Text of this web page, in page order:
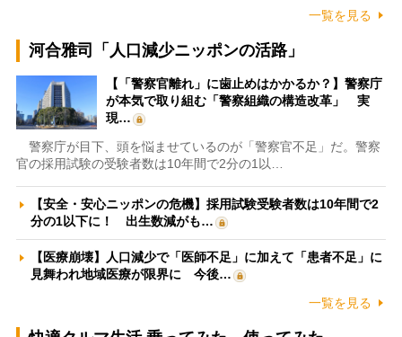
一覧を見る
河合雅司「人口減少ニッポンの活路」
【「警察官離れ」に歯止めはかかるか？】警察庁
が本気で取り組む「警察組織の構造改革」 実
現…
警察庁が目下、頭を悩ませているのが「警察官不足」だ。警察
官の採用試験の受験者数は10年間で2分の1以…
【安全・安心ニッポンの危機】採用試験受験者数は10年間で2
分の1以下に！ 出生数減がも…
【医療崩壊】人口減少で「医師不足」に加えて「患者不足」に
見舞われ地域医療が限界に 今後…
一覧を見る